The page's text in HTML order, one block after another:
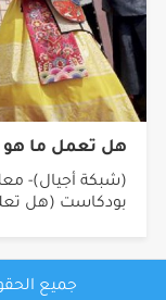
هل تعمل ما هو
(شبكة أجيال)-
بودكاست (هل
جميع الحقوق